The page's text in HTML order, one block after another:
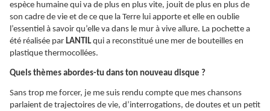
espèce humaine qui va de plus en plus vite, jouit de plus en plus de
son cadre de vie et de ce que la Terre lui apporte et elle en oublie
l’essentiel à savoir qu’elle va dans le mur à vive allure. La pochette a
été réalisée par LANTIL qui a reconstitué une mer de bouteilles en
plastique thermocollées.
Quels thèmes abordes-tu dans ton nouveau disque ?
Sans trop me forcer, je me suis rendu compte que mes chansons
parlaient de trajectoires de vie, d’interrogations, de doutes et un petit